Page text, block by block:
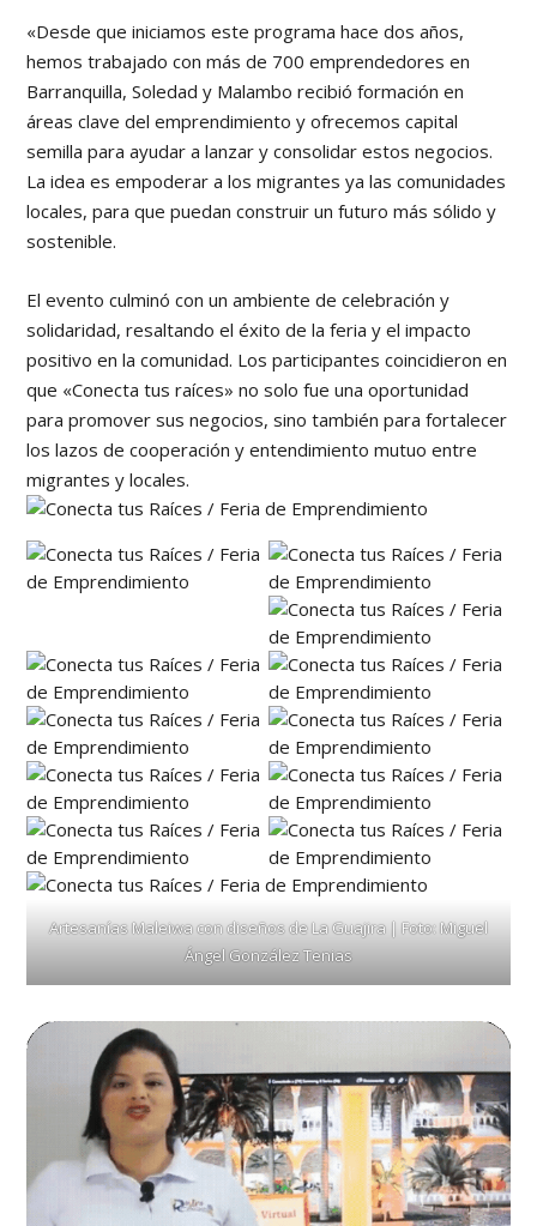
«Desde que iniciamos este programa hace dos años,
hemos trabajado con más de 700 emprendedores en
Barranquilla, Soledad y Malambo recibió formación en
áreas clave del emprendimiento y ofrecemos capital
semilla para ayudar a lanzar y consolidar estos negocios.
La idea es empoderar a los migrantes ya las comunidades
locales, para que puedan construir un futuro más sólido y
sostenible.
El evento culminó con un ambiente de celebración y
solidaridad, resaltando el éxito de la feria y el impacto
positivo en la comunidad. Los participantes coincidieron en
que «Conecta tus raíces» no solo fue una oportunidad
para promover sus negocios, sino también para fortalecer
los lazos de cooperación y entendimiento mutuo entre
migrantes y locales.
Artesanías Maleiwa con diseños de La Guajira | Foto: Miguel
Ángel González Tenias